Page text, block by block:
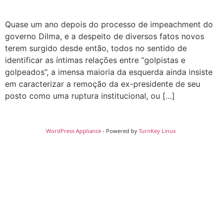
Quase um ano depois do processo de impeachment do
governo Dilma, e a despeito de diversos fatos novos
terem surgido desde então, todos no sentido de
identificar as íntimas relações entre “golpistas e
golpeados”, a imensa maioria da esquerda ainda insiste
em caracterizar a remoção da ex-presidente de seu
posto como uma ruptura institucional, ou […]
WordPress Appliance - Powered by TurnKey Linux